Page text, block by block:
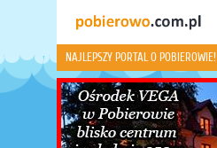
NAJLEPSZY PORTAL O POBIEROWIE!